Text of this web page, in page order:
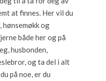
at finnes. Her vil du
og
både her og på
husbonden,
og ta del i alt
på noe, er du